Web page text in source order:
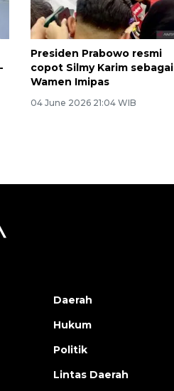
Presiden Prabowo resmi
copot Silmy Karim sebagai
Wamen Imipas
04 June 2026 21:04 WIB
Daerah
Hukum
Politik
Lintas Daerah